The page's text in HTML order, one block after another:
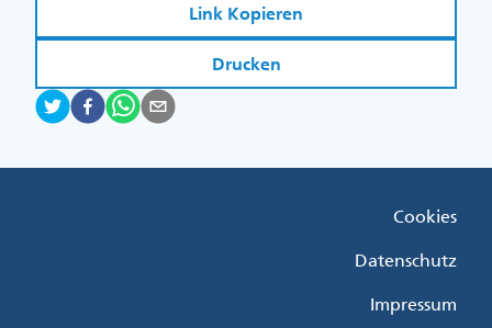
Link Kopieren
Drucken
Cookies
Datenschutz
Impressum